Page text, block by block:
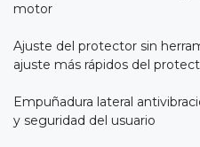
motor
Ajuste del protector sin
ajuste más rápidos del
Empuñadura lateral
y seguridad del usuario